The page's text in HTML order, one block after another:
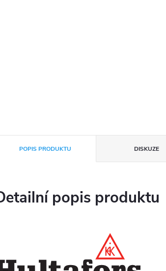
POPIS PRODUKTU DISKUZE
popis produktu